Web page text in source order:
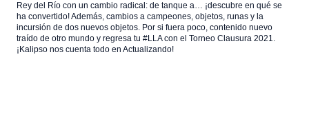
Rey del Río con un cambio radical: de tanque a… ¡descubre en qué se
ha convertido! Además, cambios a campeones, objetos, runas y la
incursión de dos nuevos objetos. Por si fuera poco, contenido nuevo
traído de otro mundo y regresa tu #LLA con el Torneo Clausura 2021.
¡Kalipso nos cuenta todo en Actualizando!